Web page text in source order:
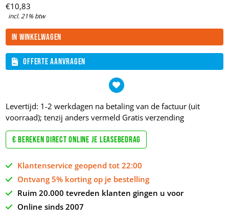
€10,83
incl. 21% btw
In winkelwagen
Offerte aanvragen
Levertijd: 1-2 werkdagen na betaling van de factuur (uit
voorraad); tenzij anders vermeld Gratis verzending
€ Bereken direct online je leasebedrag
Klantenservice geopend tot 22:00
Ontvang 5% korting op je bestelling
Ruim 20.000 tevreden klanten gingen u voor
Online sinds 2007